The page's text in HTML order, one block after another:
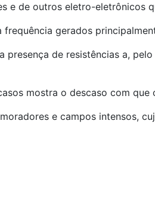
e de outros eletro-eletrônicos
gerados
de resistências a,
mostra o descaso com
e campos intensos,